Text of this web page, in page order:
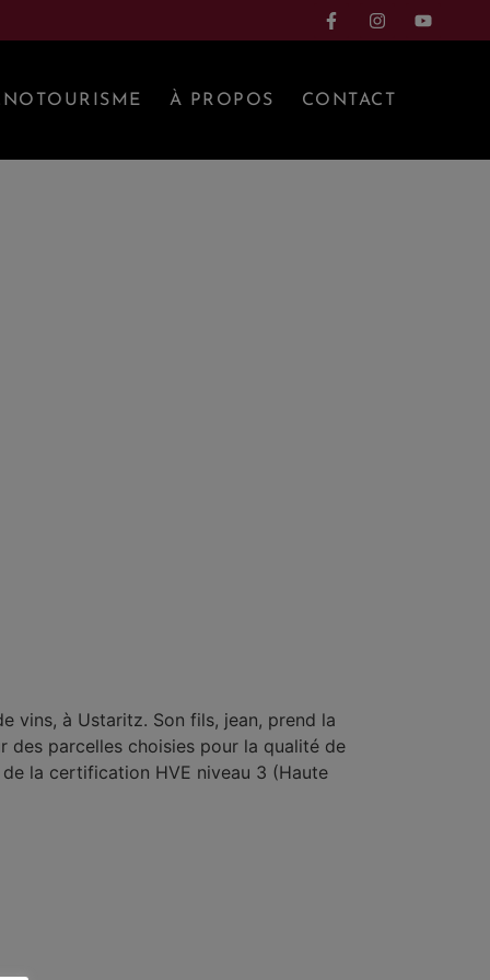
À PROPOS CONTACT
vins, à Ustaritz. Son fils, jean, prend la
des parcelles choisies pour la qualité de
la certification HVE niveau 3 (Haute